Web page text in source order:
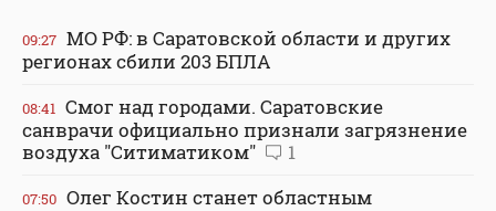
09:27 МО РФ: в Саратовской области и других
регионах сбили 203 БПЛА
08:41 Смог над городами. Саратовские
санврачи официально признали загрязнение
воздуха "Ситиматиком"
1
07:50 Олег Костин станет областным